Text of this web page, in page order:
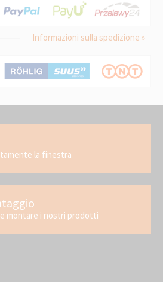
Informazioni sulla spedizione »
la finestra
montare i nostri prodotti